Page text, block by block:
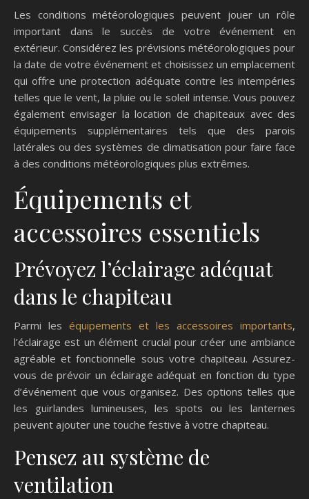
Les conditions météorologiques peuvent jouer un rôle
important dans le succès de votre événement en
extérieur. Considérez les prévisions météorologiques pour
la date de votre événement et choisissez un emplacement
qui offre une protection adéquate contre les intempéries
telles que le vent, la pluie ou le soleil intense. Vous pouvez
également envisager la location de chapiteaux avec des
équipements supplémentaires tels que des parois
latérales ou des systèmes de climatisation pour faire face
à des conditions météorologiques plus extrêmes.
Équipements et
accessoires essentiels
Prévoyez l’éclairage adéquat
dans le chapiteau
Parmi les équipements et les accessoires importants,
l’éclairage est un élément crucial pour créer une ambiance
agréable et fonctionnelle sous votre chapiteau. Assurez-
vous de prévoir un éclairage adéquat en fonction du type
d’événement que vous organisez. Des options telles que
les guirlandes lumineuses, les spots ou les lanternes
peuvent ajouter une touche festive à votre chapiteau.
Pensez au système de
ventilation